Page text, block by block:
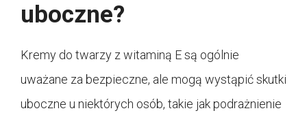
uboczne?
Kremy do twarzy z witaminą E są ogólnie
uważane za bezpieczne, ale mogą wystąpić skutki
uboczne u niektórych osób, takie jak podrażnienie